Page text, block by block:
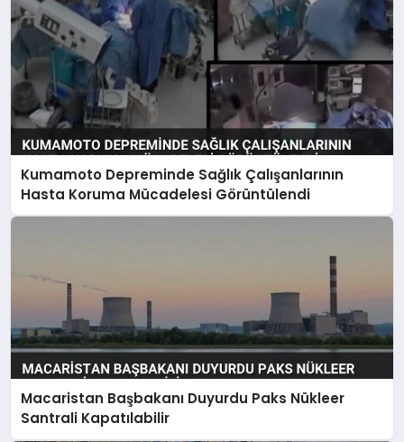
Kumamoto Depreminde Sağlık Çalışanlarının
Hasta Koruma Mücadelesi Görüntülendi
Macaristan Başbakanı Duyurdu Paks Nükleer
Santrali Kapatılabilir